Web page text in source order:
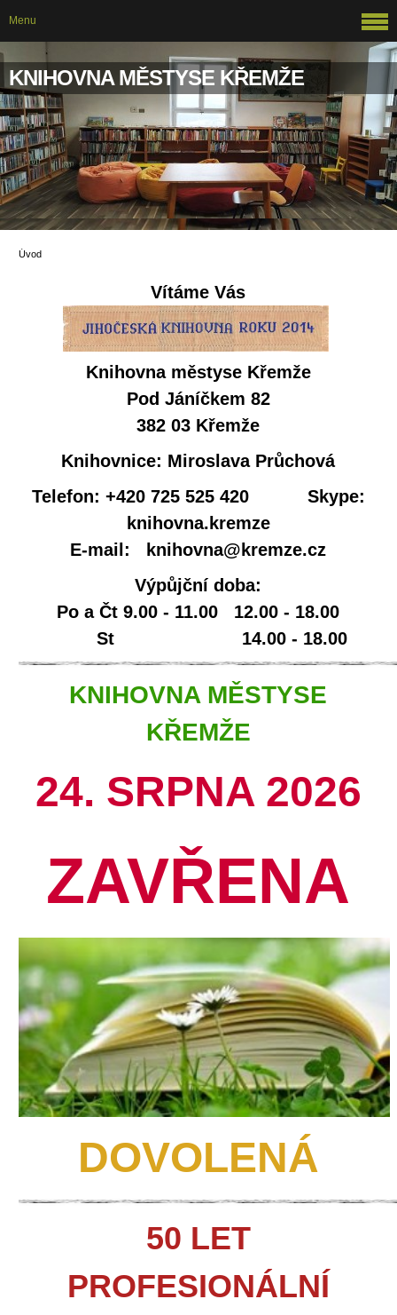
KNIHOVNA MĚSTYSE KŘEMŽE
Úvod
Vítáme Vás
Knihovna městyse Křemže
Pod Jáníčkem 82
382 03 Křemže
Knihovnice: Miroslava Průchová
Telefon: +420 725 525 420 Skype:
knihovna.kremze
E-mail: knihovna@kremze.cz
Výpůjční doba:
Po a Čt 9.00 - 11.00 12.00 - 18.00
St 14.00 - 18.00
KNIHOVNA MĚSTYSE
KŘEMŽE
24. SRPNA 2026
ZAVŘENA
DOVOLENÁ
50 LET
PROFESIONÁLNÍ
Menu